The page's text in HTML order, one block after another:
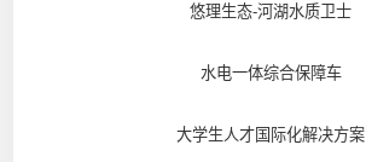
悠理生态-河湖水质卫士
水电一体综合保障车
大学生人才国际化解决方案